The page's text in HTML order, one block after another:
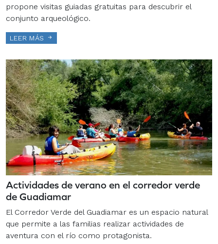
propone visitas guiadas gratuitas para descubrir el
conjunto arqueológico.
LEER MÁS
Actividades de verano en el corredor verde
de Guadiamar
El Corredor Verde del Guadiamar es un espacio natural
que permite a las familias realizar actividades de
aventura con el río como protagonista.